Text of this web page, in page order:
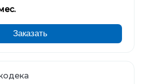
Заказать